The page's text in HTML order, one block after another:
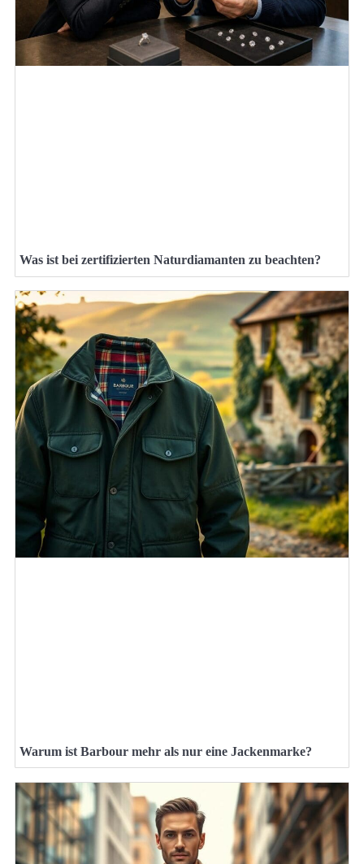
Was ist bei zertifizierten Naturdiamanten zu beachten?
Warum ist Barbour mehr als nur eine Jackenmarke?